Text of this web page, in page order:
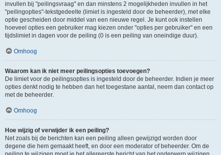
invullen bij "peilingsvraag" en dan minstens 2 mogelijkheden invullen in het
"peilingopties"-tekstgedeelte (limiet is ingesteld door de beheerder), met elke
optie gescheiden door middel van een nieuwe regel. Je kunt ook instellen
hoeveel opties een gebruiker mag kiezen onder "opties per gebruiker" en een
tijdslimiet in dagen voor de peiling (0 is een peiling van oneindige duur).
Omhoog
Waarom kan ik niet meer peilingsopties toevoegen?
De limiet voor de peilingsopties is ingesteld door de beheerder. Indien je meer
opties denkt nodig te hebben dan het toegestane aantal, neem dan contact op
met de beheerder.
Omhoog
Hoe wijzig of verwijder ik een peiling?
Net zoals bij de berichten kan een peiling alleen gewijzigd worden door
degene die hem gemaakt heeft, en door een moderator of beheerder. Om de